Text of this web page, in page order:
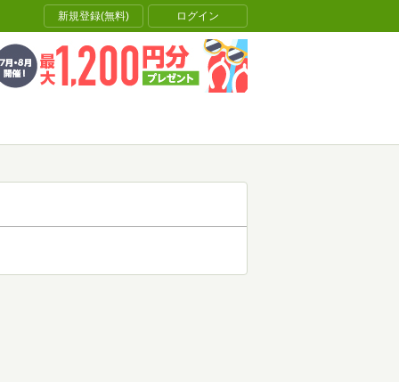
新規登録(無料) ログイン